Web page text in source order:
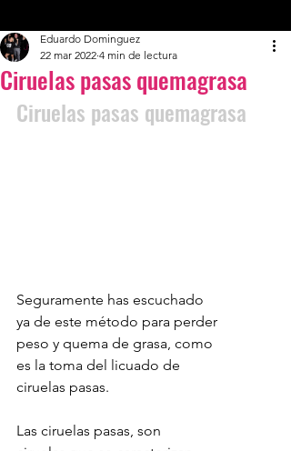
Ciruelas pasas quemagrasa
Eduardo Dominguez
22 mar 2022 4 min de lectura
Ciruelas pasas quemagrasa
Seguramente has escuchado
ya de este método para perder
peso y quema de grasa, como
es la toma del licuado de
ciruelas pasas.
Las ciruelas pasas, son